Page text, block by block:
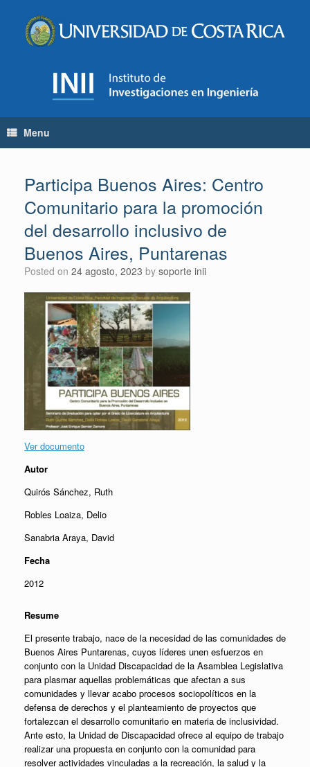
content
Menu
Participa Buenos Aires: Centro
Comunitario para la promoción
del desarrollo inclusivo de
Buenos Aires, Puntarenas
Posted on 24 agosto, 2023 by soporte inii
Ver documento
Autor
Quirós Sánchez, Ruth
Robles Loaiza, Delio
Sanabria Araya, David
Fecha
2012
Resume
El presente trabajo, nace de la necesidad de las comunidades de
Buenos Aires Puntarenas, cuyos líderes unen esfuerzos en
conjunto con la Unidad Discapacidad de la Asamblea Legislativa
para plasmar aquellas problemáticas que afectan a sus
comunidades y llevar acabo procesos sociopolíticos en la
defensa de derechos y el planteamiento de proyectos que
fortalezcan el desarrollo comunitario en materia de inclusividad.
Ante esto, la Unidad de Discapacidad ofrece al equipo de trabajo
realizar una propuesta en conjunto con la comunidad para
resolver actividades vinculadas a la recreación, la salud y la